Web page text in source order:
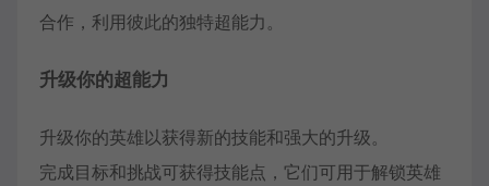
合作，利用彼此的独特超能力。
升级你的超能力
升级你的英雄以获得新的技能和强大的升级。
完成目标和挑战可获得技能点，它们可用于解锁英雄